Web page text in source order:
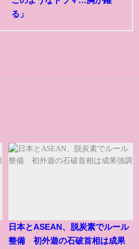
る」
日本とASEAN、脱炭素でルール
整備 初外遊の石破首相は成果